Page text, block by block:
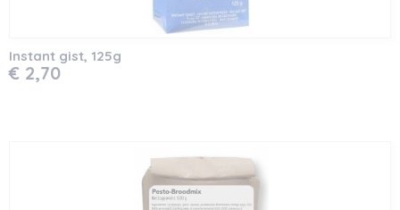
Instant gist, 125g
€ 2,70